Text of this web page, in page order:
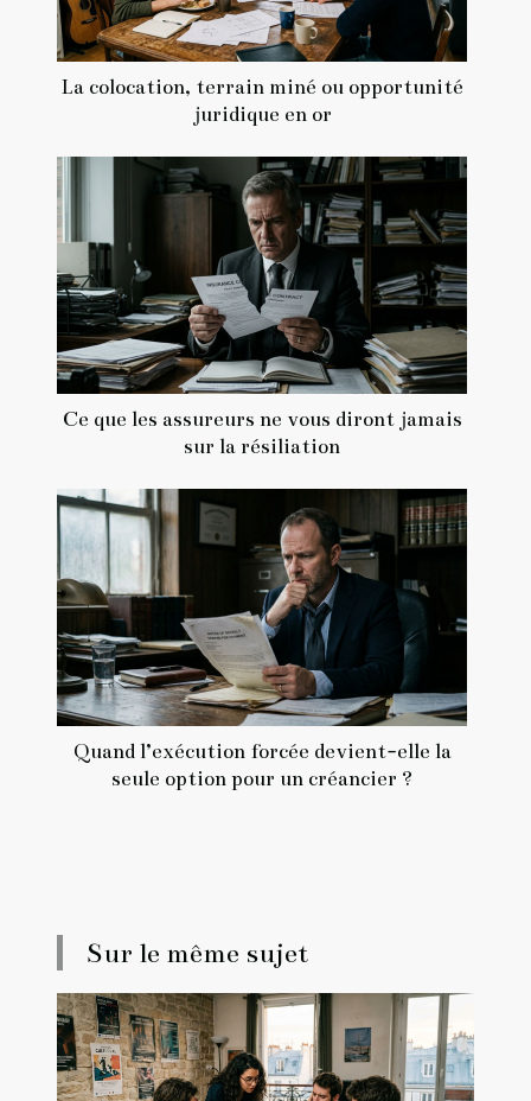
La colocation, terrain miné ou opportunité
juridique en or
Ce que les assureurs ne vous diront jamais
sur la résiliation
Quand l’exécution forcée devient-elle la
seule option pour un créancier ?
Sur le même sujet